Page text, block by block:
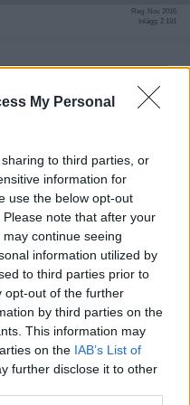
My Personal
to third parties, or
information for
use the below opt-out
note that after your
continue seeing
information utilized by
to third parties prior to
opt-out of the further
by third parties on the
This information may
on the IAB’s List of
further disclose it to other
Reg: Nov 2016
Inlägg: 2 191
aning om att
man kan få tyngdtäcke
kunna hjälpa till med på VC.
Inlägg: 56 096
liknande hjälpmedel
Reg: Sep 2015